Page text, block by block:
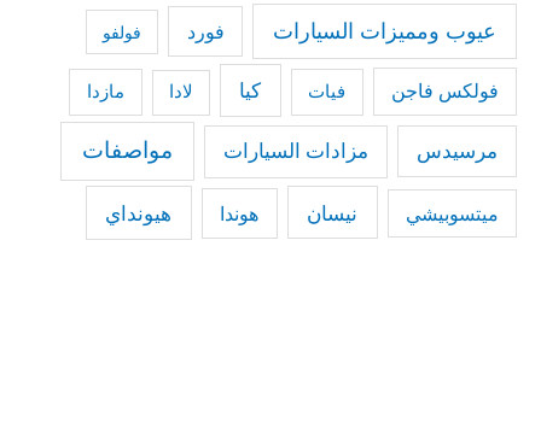
عيوب ومميزات السيارات فورد فولفو
فولكس فاجن فيات كيا لادا مازدا
مرسيدس مزادات السيارات مواصفات
ميتسوبيشي نيسان هوندا هيونداي